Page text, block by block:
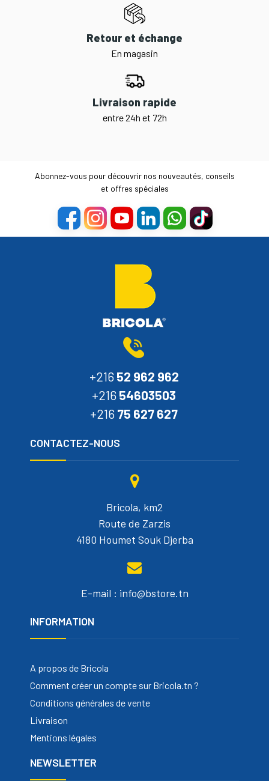
Retour et échange
En magasin
Livraison rapide
entre 24h et 72h
Abonnez-vous pour découvrir nos nouveautés, conseils
et offres spéciales
+216 52 962 962
+216 54603503
+216 75 627 627
CONTACTEZ-NOUS
Bricola, km2
Route de Zarzis
4180 Houmet Souk Djerba
E-mail : info@bstore.tn
INFORMATION
A propos de Bricola
Comment créer un compte sur Bricola.tn ?
Conditions générales de vente
Livraison
Mentions légales
NEWSLETTER